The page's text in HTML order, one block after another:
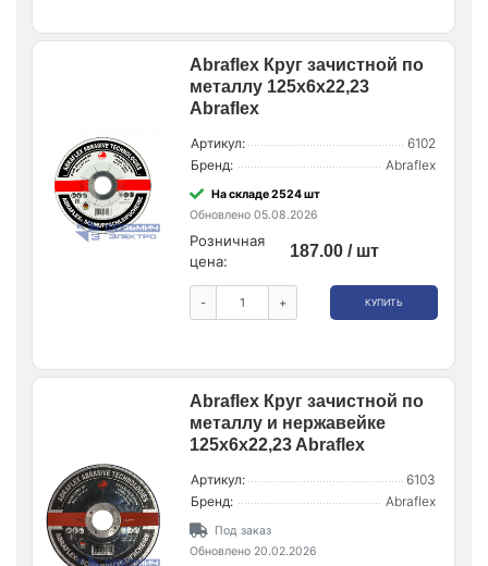
Abraflex Круг зачистной по
металлу 125x6x22,23
Abraflex
Артикул:
6102
Бренд:
Abraflex
На складе 2524 шт
Обновлено 05.08.2026
Розничная
цена:
187.00 / шт
- + КУПИТЬ
Abraflex Круг зачистной по
металлу и нержавейке
125x6x22,23 Abraflex
Артикул:
6103
Бренд:
Abraflex
Под заказ
Обновлено 20.02.2026